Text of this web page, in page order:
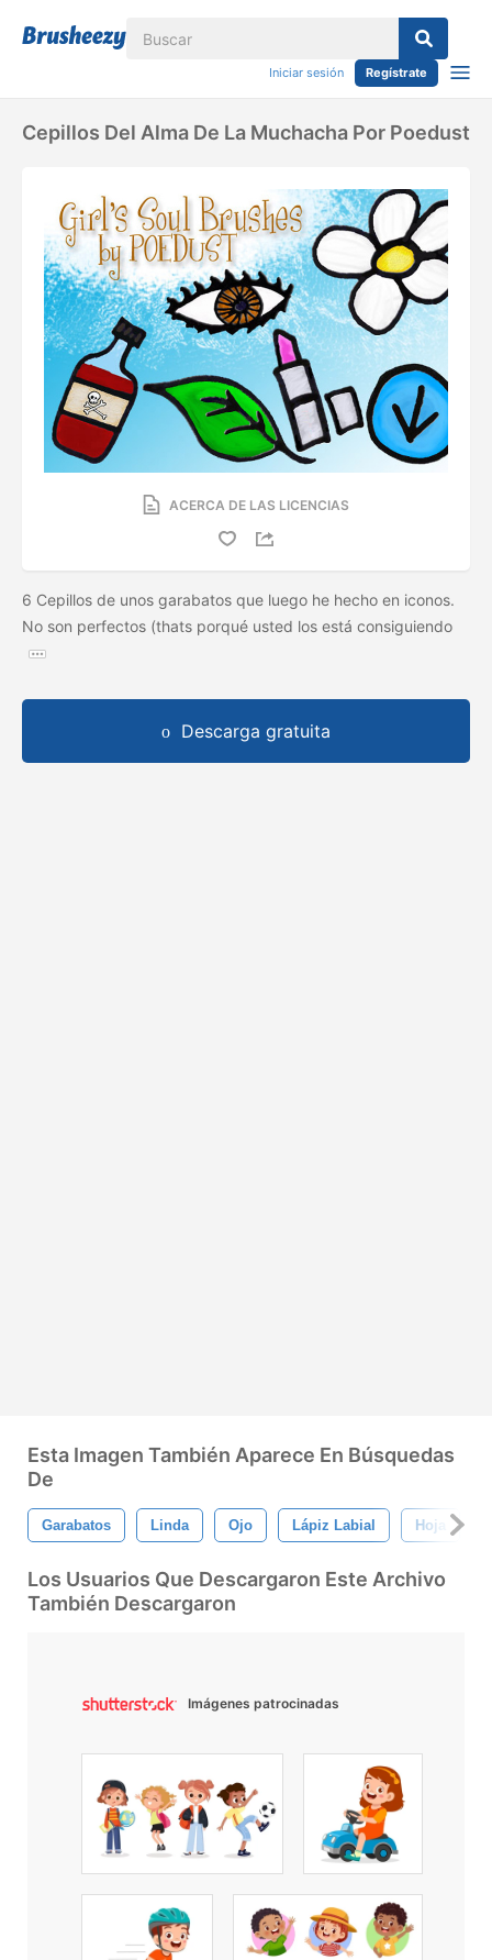
Iniciar sesión Regístrate
Cepillos Del Alma De La Muchacha Por Poedust
ACERCA DE LAS LICENCIAS
6 Cepillos de unos garabatos que luego he hecho en iconos.
No son perfectos (thats porqué usted los está consiguiendo
Descarga gratuita
Esta Imagen También Aparece En Búsquedas
De
Garabatos Linda Ojo Lápiz Labial Hoja
Los Usuarios Que Descargaron Este Archivo
También Descargaron
Imágenes patrocinadas